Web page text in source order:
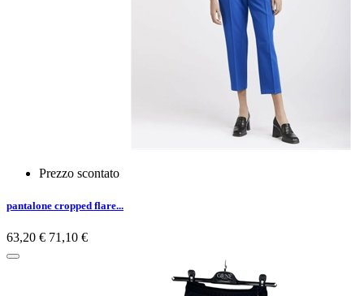
Prezzo scontato
pantalone cropped flare...
63,20 € 71,10 €